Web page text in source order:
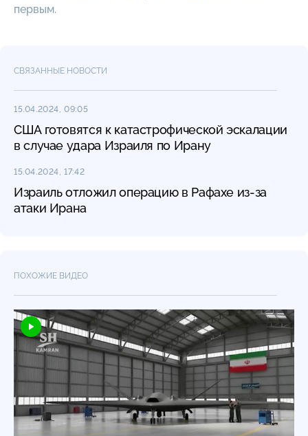
первым.
СВЯЗАННЫЕ НОВОСТИ
15.04.2024, 09:05
США готовятся к катастрофической эскалации
в случае удара Израиля по Ирану
15.04.2024, 17:42
Израиль отложил операцию в Рафахе из-за
атаки Ирана
ПОХОЖИЕ ВИДЕО